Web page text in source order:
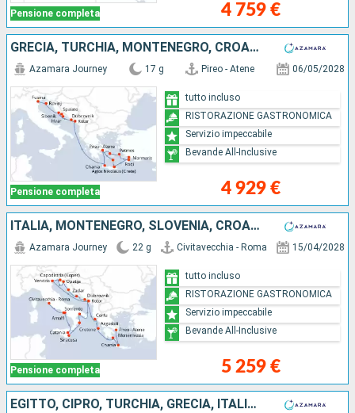
Pensione completa 4 759 €
GRECIA, TURCHIA, MONTENEGRO, CROAZIA, ITALIA
Pensione completa
Azamara Journey 17 g Pireo - Atene 06/05/2028
4 929 €
tutto incluso
RISTORAZIONE GASTRONOMICA
Servizio impeccabile
Bevande All-Inclusive
ITALIA, MONTENEGRO, SLOVENIA, CROAZIA, GRECIA
Pensione completa
Azamara Journey 22 g Civitavecchia - Roma 15/04/2028
5 259 €
tutto incluso
RISTORAZIONE GASTRONOMICA
Servizio impeccabile
Bevande All-Inclusive
EGITTO, CIPRO, TURCHIA, GRECIA, ITALIA, FRANCIA, SPAGNA